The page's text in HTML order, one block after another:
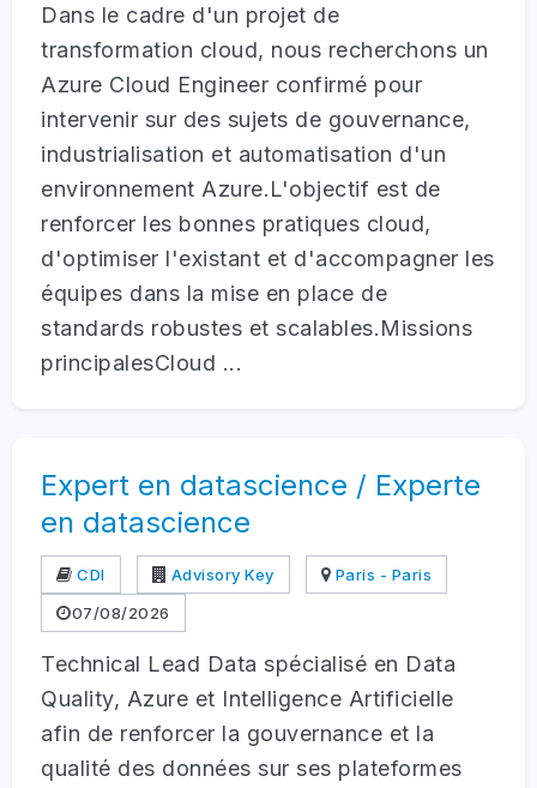
Dans le cadre d'un projet de
transformation cloud, nous recherchons un
Azure Cloud Engineer confirmé pour
intervenir sur des sujets de gouvernance,
industrialisation et automatisation d'un
environnement Azure.L'objectif est de
renforcer les bonnes pratiques cloud,
d'optimiser l'existant et d'accompagner les
équipes dans la mise en place de
standards robustes et scalables.Missions
principalesCloud ...
Expert en datascience / Experte
en datascience
CDI Advisory Key
Paris - Paris
07/08/2026
Technical Lead Data spécialisé en Data
Quality, Azure et Intelligence Artificielle
afin de renforcer la gouvernance et la
qualité des données sur ses plateformes